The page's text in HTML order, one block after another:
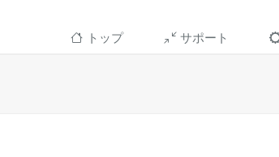
トップ サポート